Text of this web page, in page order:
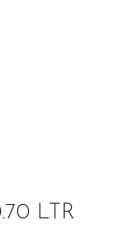
LTR